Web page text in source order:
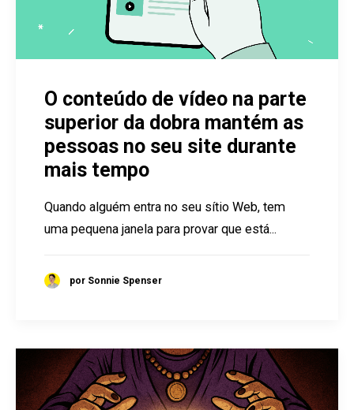
O conteúdo de vídeo na parte
superior da dobra mantém as
pessoas no seu site durante
mais tempo
Quando alguém entra no seu sítio Web, tem
uma pequena janela para provar que está...
por Sonnie Spenser